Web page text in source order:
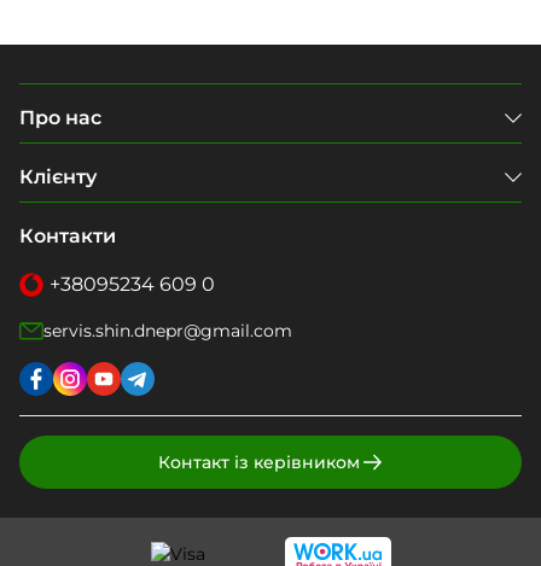
Про нас
Клієнту
Контакти
+38095234 609 0
servis.shin.dnepr@gmail.com
Контакт із керівником